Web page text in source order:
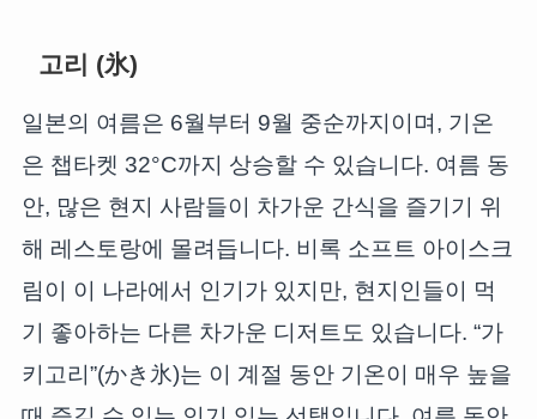
고리 (氷)
일본의 여름은 6월부터 9월 중순까지이며, 기온
은 챕타켓 32°C까지 상승할 수 있습니다. 여름 동
안, 많은 현지 사람들이 차가운 간식을 즐기기 위
해 레스토랑에 몰려듭니다. 비록 소프트 아이스크
림이 이 나라에서 인기가 있지만, 현지인들이 먹
기 좋아하는 다른 차가운 디저트도 있습니다. “가
키고리”(かき氷)는 이 계절 동안 기온이 매우 높을